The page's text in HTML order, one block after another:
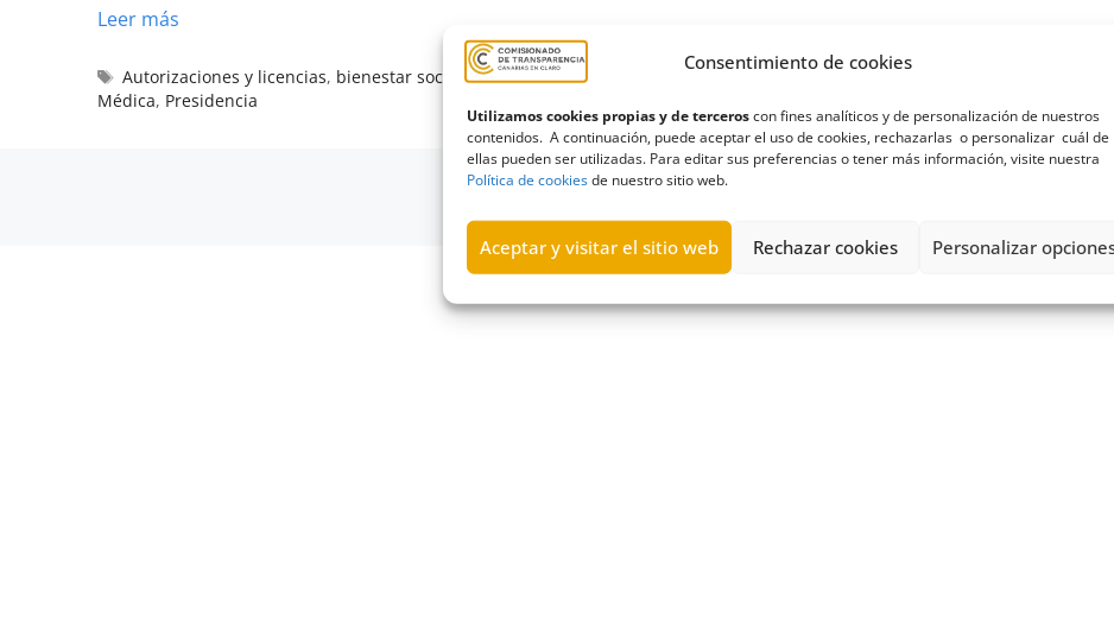
Consentimiento de cookies
Utilizamos cookies propias y de terceroscon fines analíticos y de personalización de nuestros
contenidos. A continuación, puede aceptar el uso de cookies, rechazarlas o personalizar cuál de
ellas pueden ser utilizadas. Para editar sus preferencias o tener más información, visite nuestra
Política de cookiesde nuestro sitio web.
Aceptar y visitar el sitio web Rechazar cookies Personalizar
Leer más
Autorizaciones y licencias, bienestar social ,centros de mayores Dirección General de Modernización y Calidad de los
Médica, Presidencia
© 2026 Comisionado de Transparencia y Acceso a la Información Pública de